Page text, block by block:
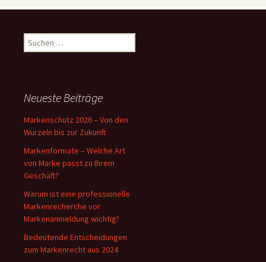
Suchen
nach:
Neueste Beiträge
Markenschutz 2026 – Von den
Wurzeln bis zur Zukunft
Markenformate – Welche Art
von Marke passt zu Ihrem
Geschäft?
Warum ist eine professionelle
Markenrecherche vor
Markenanmeldung wichtig?
Bedeutende Entscheidungen
zum Markenrecht aus 2024